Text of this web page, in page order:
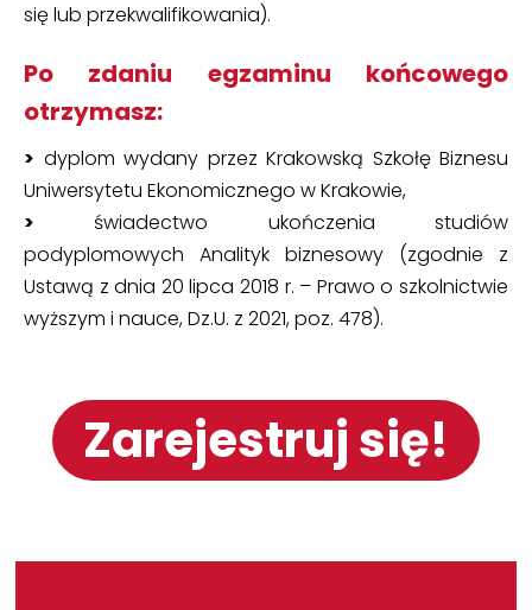
się lub przekwalifikowania).
Po zdaniu egzaminu końcowego
otrzymasz:
> dyplom wydany przez Krakowską Szkołę Biznesu
Uniwersytetu Ekonomicznego w Krakowie,
> świadectwo ukończenia studiów
podyplomowych Analityk biznesowy (zgodnie z
Ustawą z dnia 20 lipca 2018 r. – Prawo o szkolnictwie
wyższym i nauce, Dz.U. z 2021, poz. 478).
Zarejestruj się!